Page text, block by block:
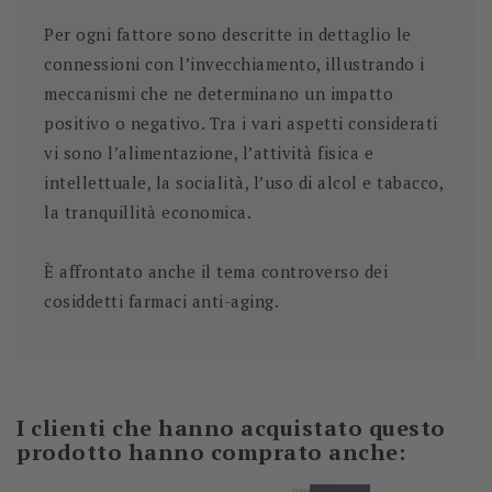
Per ogni fattore sono descritte in dettaglio le
connessioni con l’invecchiamento, illustrando i
meccanismi che ne determinano un impatto
positivo o negativo. Tra i vari aspetti considerati
vi sono l’alimentazione, l’attività fisica e
intellettuale, la socialità, l’uso di alcol e tabacco,
la tranquillità economica.
È affrontato anche il tema controverso dei
cosiddetti farmaci anti-aging.
I clienti che hanno acquistato questo
prodotto hanno comprato anche: